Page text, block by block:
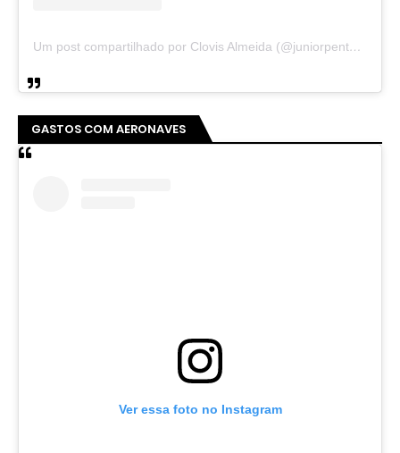
Um post compartilhado por Clovis Almeida (@juniorpentecoste01)
GASTOS COM AERONAVES
Ver essa foto no Instagram